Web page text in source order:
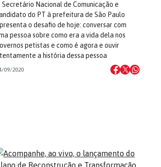
Secretário Nacional de Comunicação e
do PT à prefeitura de São Paulo
o desafio de hoje: conversar com
pessoa sobre como era a vida dela nos
petistas e como é agora e ouvir
a história dessa pessoa
09/2020